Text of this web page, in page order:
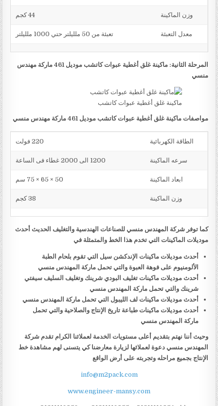
وزن الماكينة 44 كجم
معدل التعبئة تعبئة من 50 ملليلتر حتي 1000 ملليلتر
المرحلة الثانية: ماكينة غلق أغطية عبوات كاتشب موديل 461 ماركة مهندس
منسي
ماكينة غلق أغطية عبوات كاتشب
مواصفات ماكينة غلق أغطية عبوات كاتشب موديل 461 ماركة مهندس منسي
الطاقة الكهربائية 220 فولت
سرعه الماكينة 1200 الى 2000 غطاء فى الساعة
ابعاد الماكينة 50 × 65 × 75 سم
وزن الماكينة 38 كجم
كما توفر شركة المهندس منسي للصناعات الهندسية والتغليف الحديث أحدث
موديلات الماكينات التي تخدم هذا الخط والمتمثلة في
أحدث موديلات ماكينات الإندكشن سيل التي تقوم بلحام الطبة
الألومنيوم على فوهة العبوة والتي تحمل ماركة المهندس منسي
أحدث موديلات ماكينات تغليف البودي شرينك وتغليف السليف سيفتي
شرينك والتي تحمل ماركة المهندس منسي
أحدث موديلات ماكينات لف الليبول التي تحمل ماركة المهندس منسي
أحدث موديلات ماكينات طباعة تاريخ الإنتاج والصلاحية والتي تحمل
ماركة المهندس منسي
وحيث أننا نهتم بتقديم أعلى مستويات الخدمة لعملائنا الكرام تقدم شركة
المهندس منسي دعوة لعملائها لزيارة معارضنا كي يتسنى لهم مشاهدة خط
الإنتاج بجميع مراحله وتجربته على أرض الواقع
info@m2pack.com
www.engineer-mansy.com